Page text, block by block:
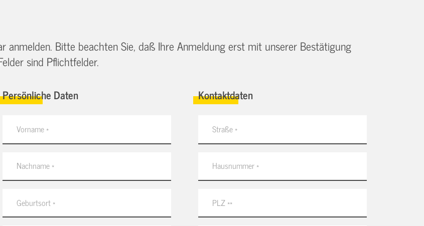
anmelden. Bitte beachten Sie, daß Ihre Anmeldung erst mit unserer Bestätigung
sind Pflichtfelder.
Persönliche Daten Kontaktdaten